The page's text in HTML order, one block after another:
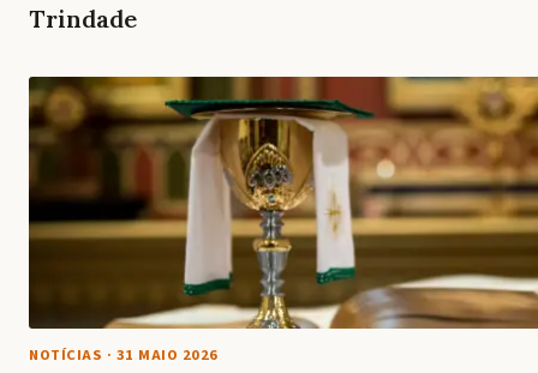
Trindade
NOTÍCIAS · 31 MAIO 2026